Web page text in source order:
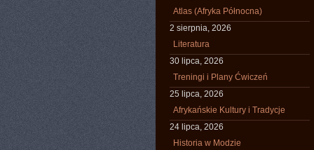
Atlas (Afryka Północna)
2 sierpnia, 2026
Literatura
30 lipca, 2026
Treningi i Plany Ćwiczeń
25 lipca, 2026
Afrykańskie Kultury i Tradycje
24 lipca, 2026
Historia w Modzie